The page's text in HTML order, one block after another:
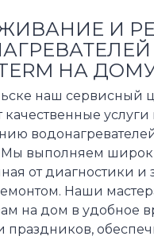
И
НА
наш сервисный
качественные
Мы выполняем
от диагностики и
Наши
на дом в удобное
праздников,